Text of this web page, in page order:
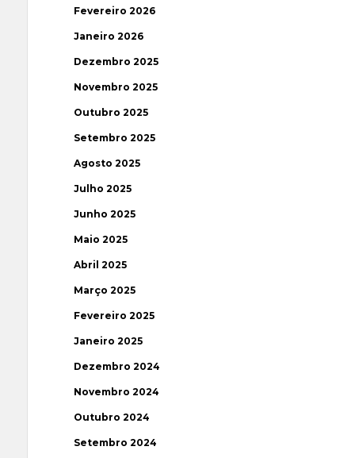
Fevereiro 2026
Janeiro 2026
Dezembro 2025
Novembro 2025
Outubro 2025
Setembro 2025
Agosto 2025
Julho 2025
Junho 2025
Maio 2025
Abril 2025
Março 2025
Fevereiro 2025
Janeiro 2025
Dezembro 2024
Novembro 2024
Outubro 2024
Setembro 2024